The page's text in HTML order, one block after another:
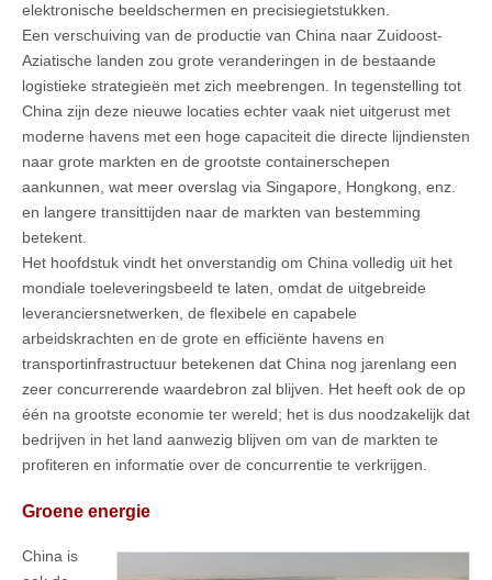
elektronische beeldschermen en precisiegietstukken.
Een verschuiving van de productie van China naar Zuidoost-
Aziatische landen zou grote veranderingen in de bestaande
logistieke strategieën met zich meebrengen. In tegenstelling tot
China zijn deze nieuwe locaties echter vaak niet uitgerust met
moderne havens met een hoge capaciteit die directe lijndiensten
naar grote markten en de grootste containerschepen
aankunnen, wat meer overslag via Singapore, Hongkong, enz.
en langere transittijden naar de markten van bestemming
betekent.
Het hoofdstuk vindt het onverstandig om China volledig uit het
mondiale toeleveringsbeeld te laten, omdat de uitgebreide
leveranciersnetwerken, de flexibele en capabele
arbeidskrachten en de grote en efficiënte havens en
transportinfrastructuur betekenen dat China nog jarenlang een
zeer concurrerende waardebron zal blijven. Het heeft ook de op
één na grootste economie ter wereld; het is dus noodzakelijk dat
bedrijven in het land aanwezig blijven om van de markten te
profiteren en informatie over de concurrentie te verkrijgen.
Groene energie
China is